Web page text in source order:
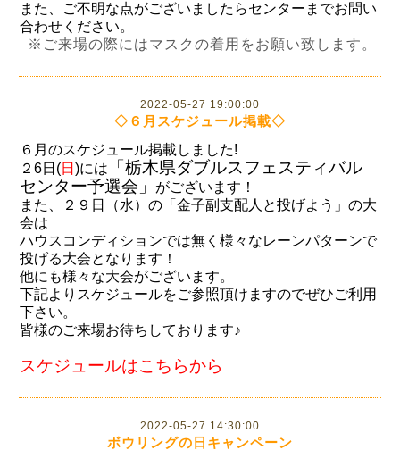
また、ご不明な点がございましたらセンターまでお問い
合わせください。
※ご来場の際にはマスクの着用をお願い致します。
2022-05-27 19:00:00
◇６月スケジュール掲載◇
６月のスケジュール掲載しました!
２6日(日 )には
「栃木県ダブルスフェスティバル
センター予選会」
がございます！
また、２９日（水）の「金子副支配人と投げよう」の大
会は
ハウスコンディションでは無く様々なレーンパターンで
投げる大会となります！
他にも様々な大会がございます。
下記よりスケジュールをご参照頂けますのでぜひご利用
下さい。
皆様のご来場お待ちしております♪
スケジュールはこちらから
2022-05-27 14:30:00
ボウリングの日キャンペーン